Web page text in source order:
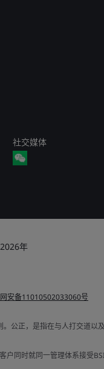
社交媒体
年
安备11010502033060号
。公正，是指在与人打交道
户同时就同一管理体系接受